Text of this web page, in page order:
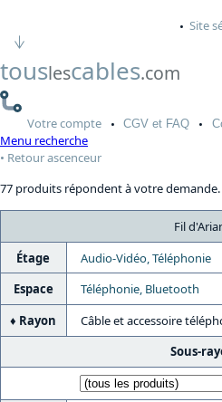
Site
touslescables.com
Votrecompte CGV et FAQ
Menu recherche
Retour ascenceur
77 produits répondent à votre demande.
Fil
Étage
Audio-Vidéo, Téléphonie
Espace
Téléphonie, Bluetooth
Rayon
Câble et accessoire
Sous-